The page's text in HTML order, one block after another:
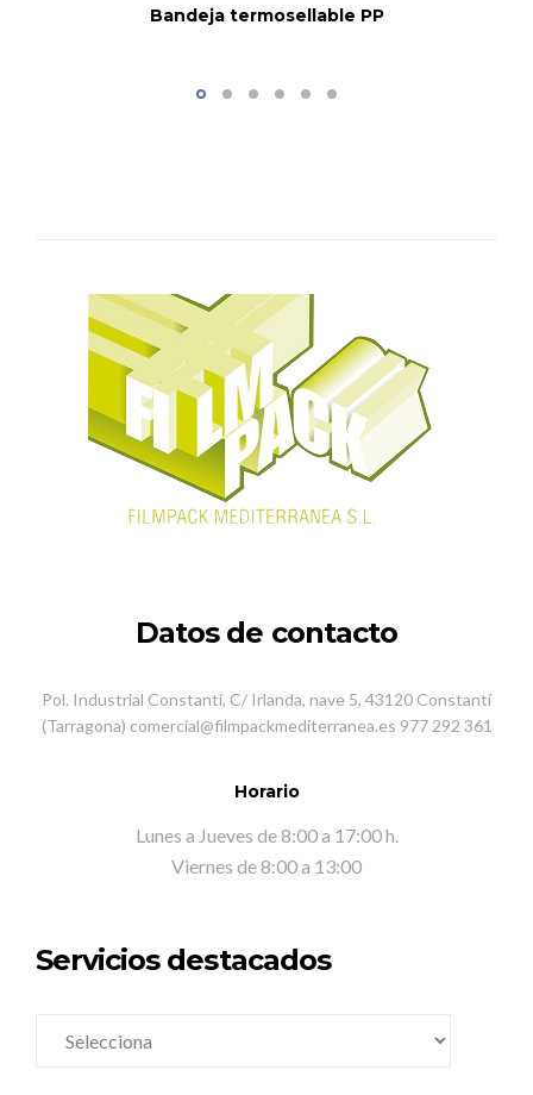
Bandeja termosellable PP
Datos de contacto
Pol. Industrial Constantí, C/ Irlanda, nave 5, 43120 Constantí
(Tarragona) comercial@filmpackmediterranea.es 977 292 361
Horario
Lunes a Jueves de 8:00 a 17:00 h.
Viernes de 8:00 a 13:00
Servicios destacados